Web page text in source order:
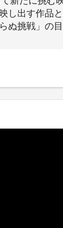
し出す作品
挑戦」の